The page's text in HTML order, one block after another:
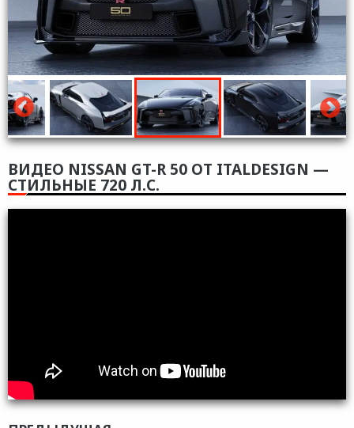
ВИДЕО NISSAN GT-R 50 ОТ ITALDESIGN —
СТИЛЬНЫЕ 720 Л.С.